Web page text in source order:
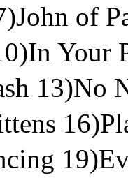
of
Your
13)No